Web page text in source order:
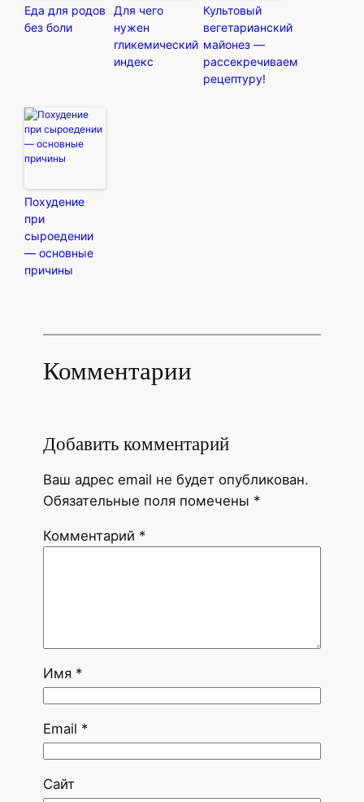
Еда для родов
без боли
Для чего
нужен
гликемический
индекс
Культовый
вегетарианский
майонез —
рассекречиваем
рецептуру!
Похудение
при
сыроедении
— основные
причины
Комментарии
Добавить комментарий
Ваш адрес email не будет опубликован.
Обязательные поля помечены *
Комментарий *
Имя *
Email *
Сайт